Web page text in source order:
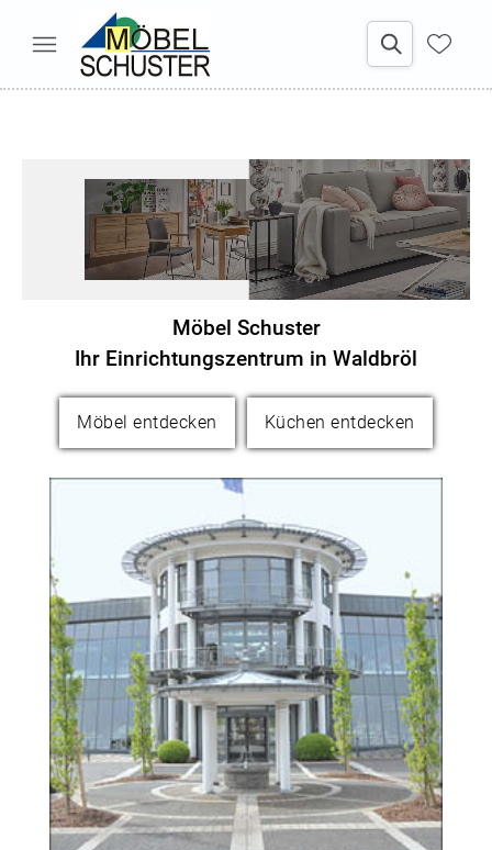
Möbel Schuster
Ihr Einrichtungszentrum in Waldbröl
Möbel entdecken Küchen entdecken